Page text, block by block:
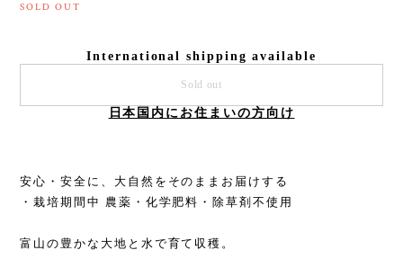
SOLD OUT
International shipping available
Sold out
日本国内にお住まいの方向け
安心・安全に、大自然をそのままお届けする
・栽培期間中 農薬・化学肥料・除草剤不使用
富山の豊かな大地と水で育て収穫。